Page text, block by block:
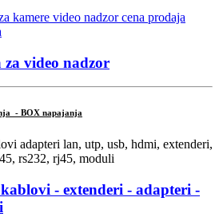
video nadzor
- BOX napajanja
kablovi - extenderi - adapteri -